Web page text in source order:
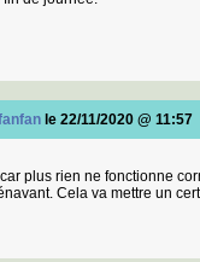
le 22/11/2020 @ 11:57
plus rien ne fonctionne
Cela va mettre un